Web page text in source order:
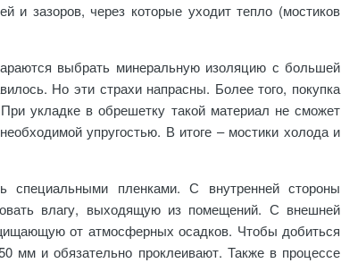
и зазоров, через которые уходит тепло (мостиков
выбрать минеральную изоляцию с большей
Но эти страхи напрасны. Более того, покупка
укладке в обрешетку такой материал не сможет
упругостью. В итоге – мостики холода и
специальными пленками. С внутренней стороны
влагу, выходящую из помещений. С внешней
от атмосферных осадков. Чтобы добиться
мм и обязательно проклеивают. Также в процессе